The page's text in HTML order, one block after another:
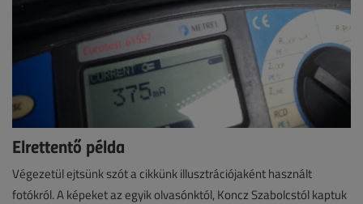
Elrettentő példa
Végezetül ejtsünk szót a cikkünk illusztrációjaként használt
fotókról. A képeket az egyik olvasónktól, Koncz Szabolcstól kaptuk